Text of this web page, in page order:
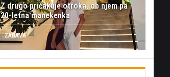
Z drugo pričakuje otroka, ob njem pa
20-letna manekenka
ZABAVA